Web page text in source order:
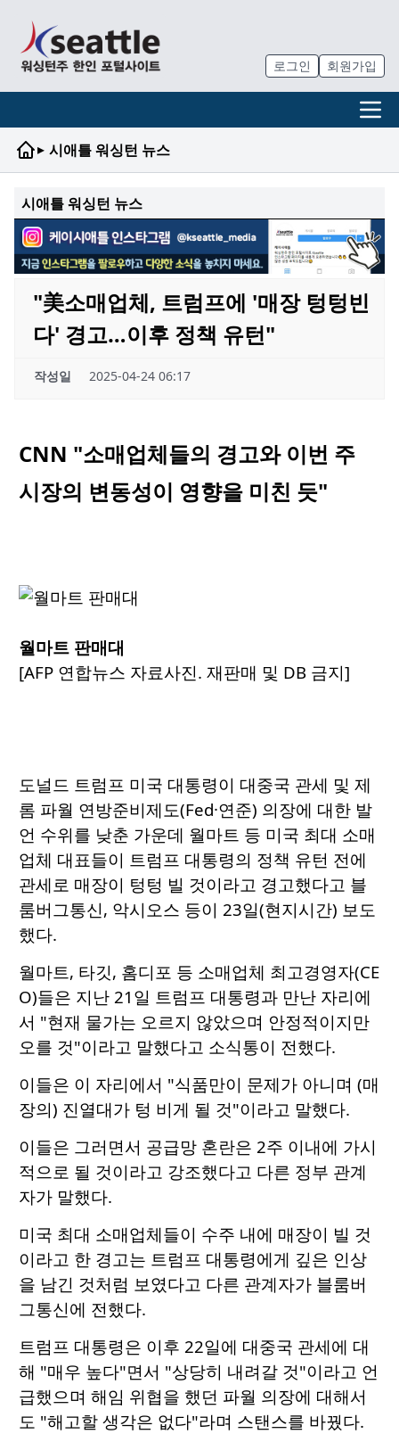
로그인 회원가입
▸ 시애틀 워싱턴 뉴스
시애틀 워싱턴 뉴스
"美소매업체, 트럼프에 '매장 텅텅빈
다' 경고…이후 정책 유턴"
작성일 2025-04-24 06:17
CNN "소매업체들의 경고와 이번 주
시장의 변동성이 영향을 미친 듯"
월마트 판매대
[AFP 연합뉴스 자료사진. 재판매 및 DB 금지]
도널드 트럼프 미국 대통령이 대중국 관세 및 제
롬 파월 연방준비제도(Fed·연준) 의장에 대한 발
언 수위를 낮춘 가운데 월마트 등 미국 최대 소매
업체 대표들이 트럼프 대통령의 정책 유턴 전에
관세로 매장이 텅텅 빌 것이라고 경고했다고 블
룸버그통신, 악시오스 등이 23일(현지시간) 보도
했다.
월마트, 타깃, 홈디포 등 소매업체 최고경영자(CE
O)들은 지난 21일 트럼프 대통령과 만난 자리에
서 "현재 물가는 오르지 않았으며 안정적이지만
오를 것"이라고 말했다고 소식통이 전했다.
이들은 이 자리에서 "식품만이 문제가 아니며 (매
장의) 진열대가 텅 비게 될 것"이라고 말했다.
이들은 그러면서 공급망 혼란은 2주 이내에 가시
적으로 될 것이라고 강조했다고 다른 정부 관계
자가 말했다.
미국 최대 소매업체들이 수주 내에 매장이 빌 것
이라고 한 경고는 트럼프 대통령에게 깊은 인상
을 남긴 것처럼 보였다고 다른 관계자가 블룸버
그통신에 전했다.
트럼프 대통령은 이후 22일에 대중국 관세에 대
해 "매우 높다"면서 "상당히 내려갈 것"이라고 언
급했으며 해임 위협을 했던 파월 의장에 대해서
도 "해고할 생각은 없다"라며 스탠스를 바꿨다.